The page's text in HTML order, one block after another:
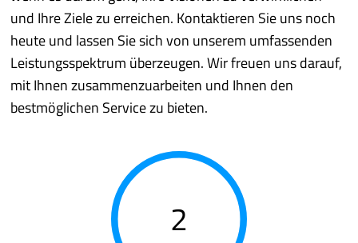
und Ihre Ziele zu erreichen. Kontaktieren Sie uns noch
heute und lassen Sie sich von unserem umfassenden
Leistungsspektrum überzeugen. Wir freuen uns darauf,
mit Ihnen zusammenzuarbeiten und Ihnen den
bestmöglichen Service zu bieten.
2